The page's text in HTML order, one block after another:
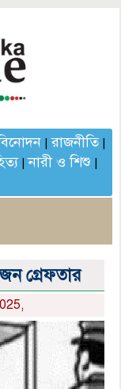
|রাজনীতি|
|নারী ও শিশু |
গ্রেফতার